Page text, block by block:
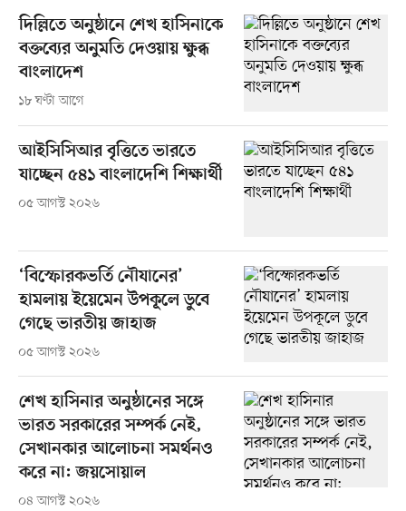
দিল্লিতে অনুষ্ঠানে শেখ হাসিনাকে
বক্তব্যের অনুমতি দেওয়ায় ক্ষুব্ধ
বাংলাদেশ
১৮ ঘণ্টা আগে
আইসিসিআর বৃত্তিতে ভারতে
যাচ্ছেন ৫৪১ বাংলাদেশি শিক্ষার্থী
০৫ আগস্ট ২০২৬
‘বিস্ফোরকভর্তি নৌযানের’
হামলায় ইয়েমেন উপকূলে ডুবে
গেছে ভারতীয় জাহাজ
০৫ আগস্ট ২০২৬
শেখ হাসিনার অনুষ্ঠানের সঙ্গে
ভারত সরকারের সম্পর্ক নেই,
সেখানকার আলোচনা সমর্থনও
করে না: জয়সোয়াল
০৪ আগস্ট ২০২৬